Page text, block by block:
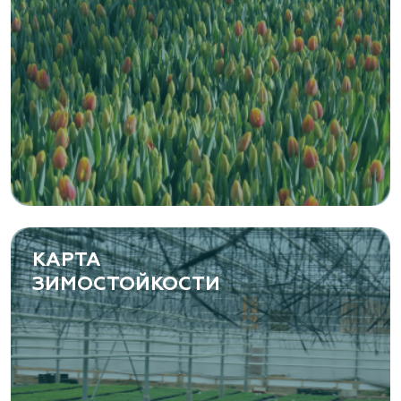
Ташкентская область, Зангиатинский р-н, ул.
Канимаева, д. 9
«ЁЛЫ-ПАЛЫ», питомник декоративных
растений
Самарская область, с. Подстепки, ул.
Фермерская 14 А
(8482) 650 010
www.yoly-paly.ru
«ВЕНЕВ» питомник растений
Тульская область, Венёвский р-н, село
Борщевое, улица Лесная, д. 13
8 963 224 87 99
КАРТА
ЗИМОСТОЙКОСТИ